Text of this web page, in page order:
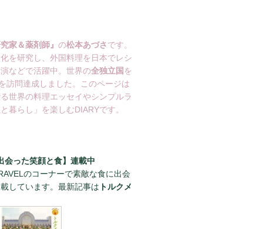
家＆薬剤師』 の松本あづさです。
を研究し、外国料理を日本でレシ
などで活躍中。世界の全独立国 を
を訪問達成しました。このページは
世界の料理エッセイやシンプルラ
暮らし」を楽しむDIARYです。
会った笑顔と食】連載中
のコーナーで素敵な食に出会
しています。最新記事は トルクメ